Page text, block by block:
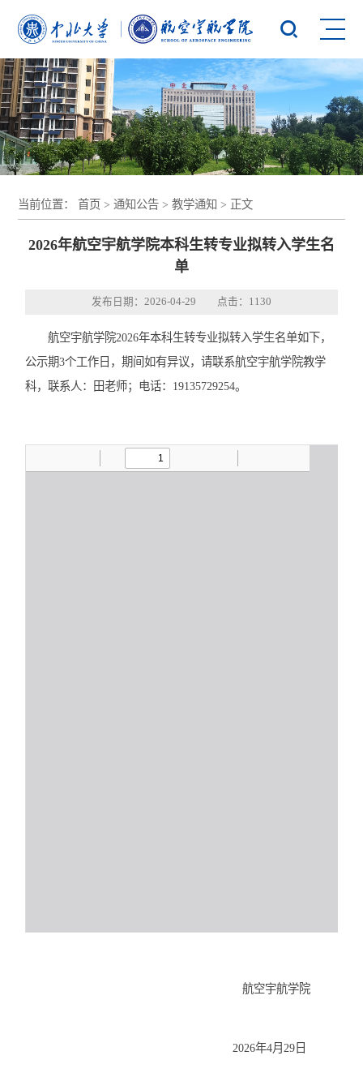
当前位置：首页 >通知公告 >教学通知 > 正文
2026年航空宇航学院本科生转专业拟转入学生名
单
发布日期：2026-04-29 点击： 1130
航空宇航学院2026年本科生转专业拟转入学生名单如下，
公示期3个工作日，期间如有异议，请联系航空宇航学院教学
科，联系人：田老师；电话：19135729254。
航空宇航学院
2026年4月29日